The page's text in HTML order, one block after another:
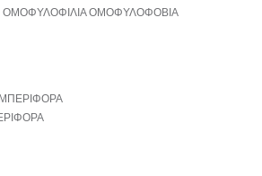
ΟΜΟΦΥΛΟΦΙΛΙΑ ΟΜΟΦΥΛΟΦΟΒΙΑ